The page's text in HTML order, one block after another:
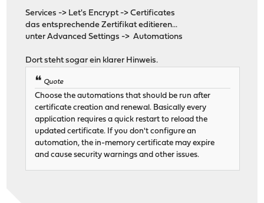
Services -> Let's Encrypt -> Certificates
das entsprechende Zertifikat editieren...
unter Advanced Settings -> Automations
Dort steht sogar ein klarer Hinweis.
Quote
Choose the automations that should be run after
certificate creation and renewal. Basically every
application requires a quick restart to reload the
updated certificate. If you don't configure an
automation, the in-memory certificate may expire
and cause security warnings and other issues.